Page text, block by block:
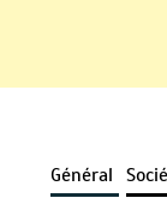
Général